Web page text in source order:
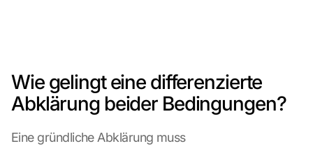
Wie gelingt eine differenzierte
Abklärung beider Bedingungen?
Eine gründliche Abklärung muss
n
c
u